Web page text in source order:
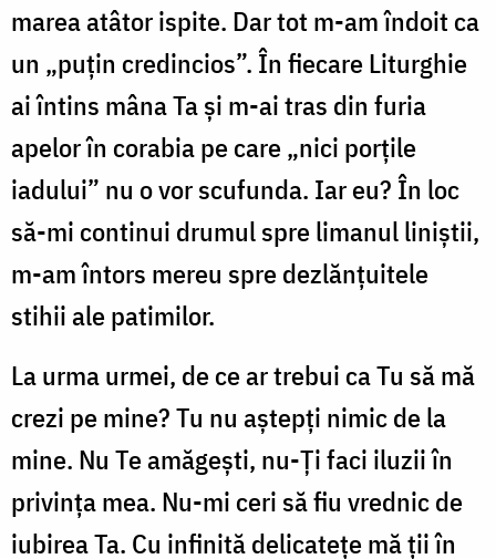
marea atâtor ispite. Dar tot m-am îndoit ca
un „puțin credincios”. În fiecare Liturghie
ai întins mâna Ta și m-ai tras din furia
apelor în corabia pe care „nici porțile
iadului” nu o vor scufunda. Iar eu? În loc
să-mi continui drumul spre limanul liniștii,
m-am întors mereu spre dezlănțuitele
stihii ale patimilor.
La urma urmei, de ce ar trebui ca Tu să mă
crezi pe mine? Tu nu aștepți nimic de la
mine. Nu Te amăgești, nu-Ți faci iluzii în
privința mea. Nu-mi ceri să fiu vrednic de
iubirea Ta. Cu infinită delicatețe mă ții în